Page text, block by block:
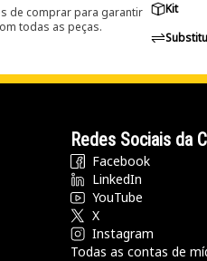
de comprar para garantir
todas as peças.
Kit
Redes Sociais da
Facebook
LinkedIn
YouTube
X
Instagram
Todas as contas de